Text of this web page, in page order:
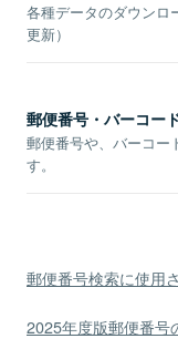
各種データのダウンロ
更新）
郵便番号・バーコー
郵便番号や、バーコー
す。
郵便番号検索に使用
2025年度版郵便番号